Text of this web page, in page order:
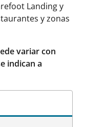
Landing y
y zonas
variar con
indican a